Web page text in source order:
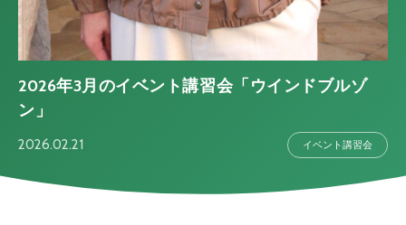
2026年3月のイベント講習会「ウインドブルゾ
ン」
2026.02.21 イベント講習会